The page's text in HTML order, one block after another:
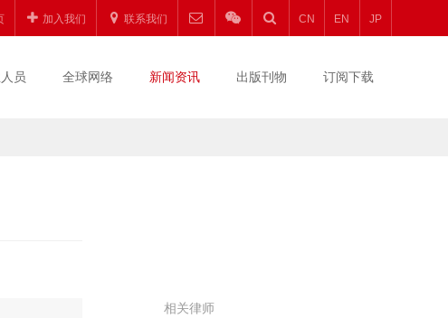
加入我们 联系我们 CN EN JP
员 全球网络 新闻资讯 出版刊物 订阅下载
相关律师